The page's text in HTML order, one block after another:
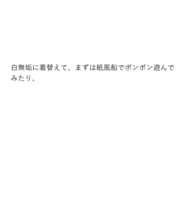
白無垢に着替えて、まずは紙風船でポンポン遊んで
みたり、